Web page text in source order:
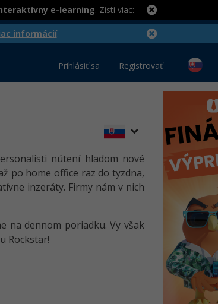
e-learning. Zisti viac:
informácií.
Prihlásiť sa Registrovať
nútení hladom nové
po home office raz do tyzdna,
inzeráty. Firmy nám v nich
na dennom poriadku. Vy však
Rockstar!